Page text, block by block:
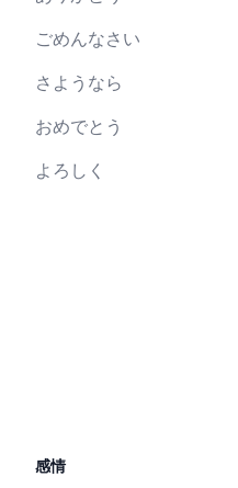
ごめんなさい
さようなら
おめでとう
よろしく
感情